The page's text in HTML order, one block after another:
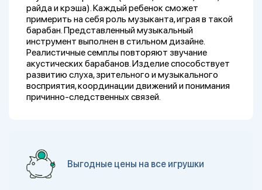
райда и крэша). Каждый ребенок сможет
примерить на себя роль музыканта, играя в такой
барабан. Представленный музыкальный
инструмент выполнен в стильном дизайне.
Реалистичные семплы повторяют звучание
акустических барабанов. Изделие способствует
развитию слуха, зрительного и музыкального
восприятия, координации движений и понимания
причинно-следственных связей.
Выгодные цены на все игрушки